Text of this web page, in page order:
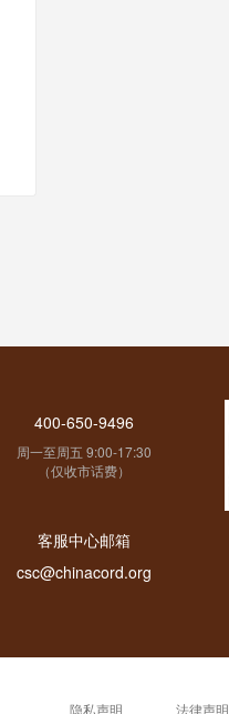
400-650-9496
周一至周五 9:00-17:30
（仅收市话费）
客服中心邮箱
csc@chinacord.org
隐私声明
法律声明